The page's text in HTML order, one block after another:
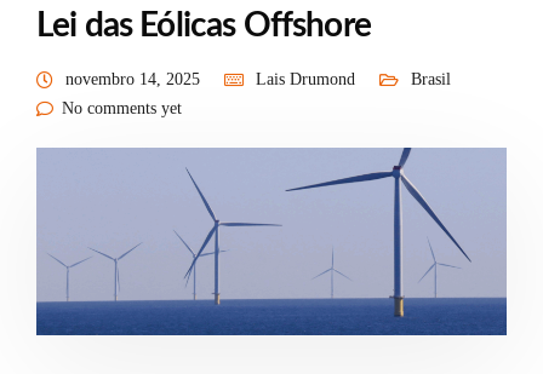
Lei das Eólicas Offshore
novembro 14, 2025 Lais Drumond
Brasil
No comments yet